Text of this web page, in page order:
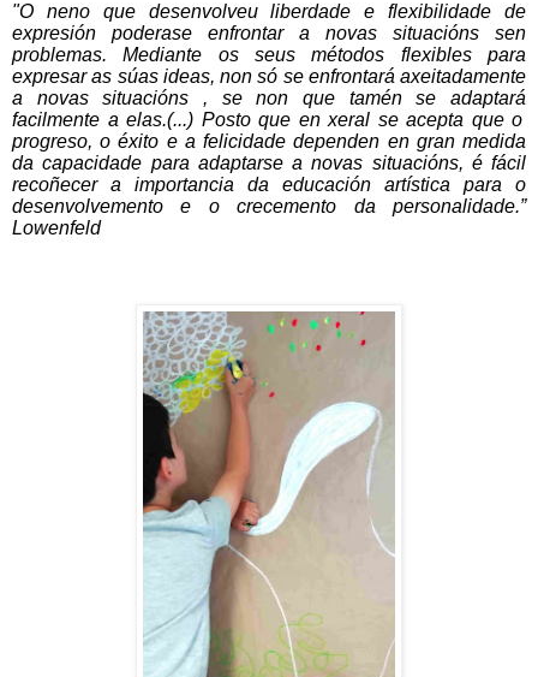
"O neno que desenvolveu liberdade e flexibilidade de
expresión poderase enfrontar a novas situacións sen
problemas. Mediante os seusmétodos flexibles para
expresar as súasideas, non só se enfrontará axeitadamente
a novassituacións , se non que taménse adaptará
facilmente a elas.(...) Posto que en xeral se acepta que o
progreso, oéxito e a felicidade dependen en gran medida
da capacidade para adaptarse a novas situacións, é fácil
recoñecera importancia da educación artística para o
desenvolvemento e ocrecemento da personalidade.”
Lowenfeld